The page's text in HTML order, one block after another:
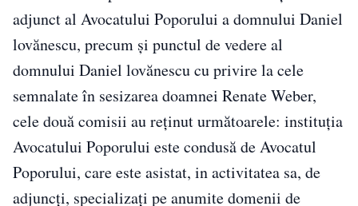
adjunct al Avocatului Poporului a domnului Daniel
lovănescu, precum şi punctul de vedere al
domnului Daniel lovănescu cu privire la cele
semnalate în sesizarea doamnei Renate Weber,
cele două comisii au reţinut următoarele: instituţia
Avocatului Poporului este condusă de Avocatul
Poporului, care este asistat, in activitatea sa, de
adjuncţi, specializaţi pe anumite domenii de